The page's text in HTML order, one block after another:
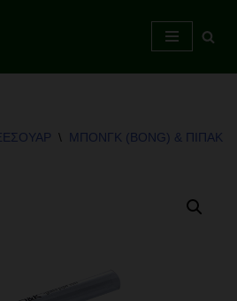
\ ΜΠΟΝΓΚ (BONG) & ΠΙΠΑΚΙΑ